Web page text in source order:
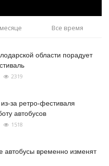
Все время
области порадует
2319
за ретро-фестиваля
автобусов
1518
автобусы временно изменят